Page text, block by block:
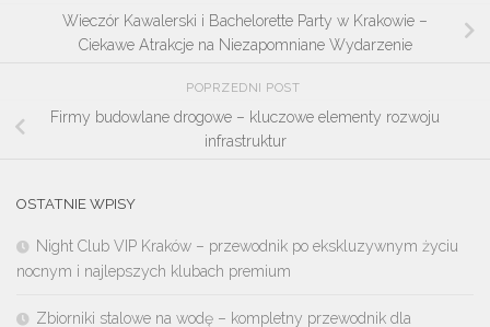
Wieczór Kawalerski i Bachelorette Party w Krakowie –
Ciekawe Atrakcje na Niezapomniane Wydarzenie
POPRZEDNI POST
Firmy budowlane drogowe – kluczowe elementy rozwoju
infrastruktur
OSTATNIE WPISY
Night Club VIP Kraków – przewodnik po ekskluzywnym życiu
nocnym i najlepszych klubach premium
Zbiorniki stalowe na wodę – kompletny przewodnik dla